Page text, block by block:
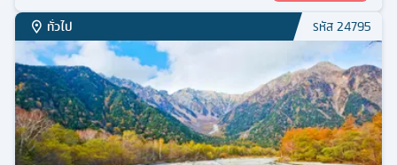
ทั่วไป รหัส24795